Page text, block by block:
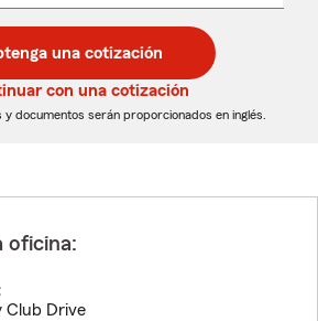
desplegable
una cotización
con una cotización
y documentos serán proporcionados en inglés.
oficina:
Club Drive